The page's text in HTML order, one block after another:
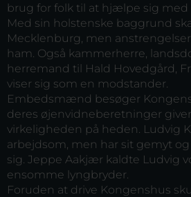
brug for folk til at hjælpe sig
Med sin holstenske baggrund
Mecklenburg, men
ham. Også kammerherre,
herremand til Hald Hovedgård,
viser sig som en modstander.
Embedsmænd besøger
deres øjenvidneberetninger
virkeligheden på heden. Ludvig
arbejdsom, men har sit gemyt
sig. Jeppe Aakjær kaldte Ludvig
ensomme lyngbryder.
Foruden at drive Kongenshus